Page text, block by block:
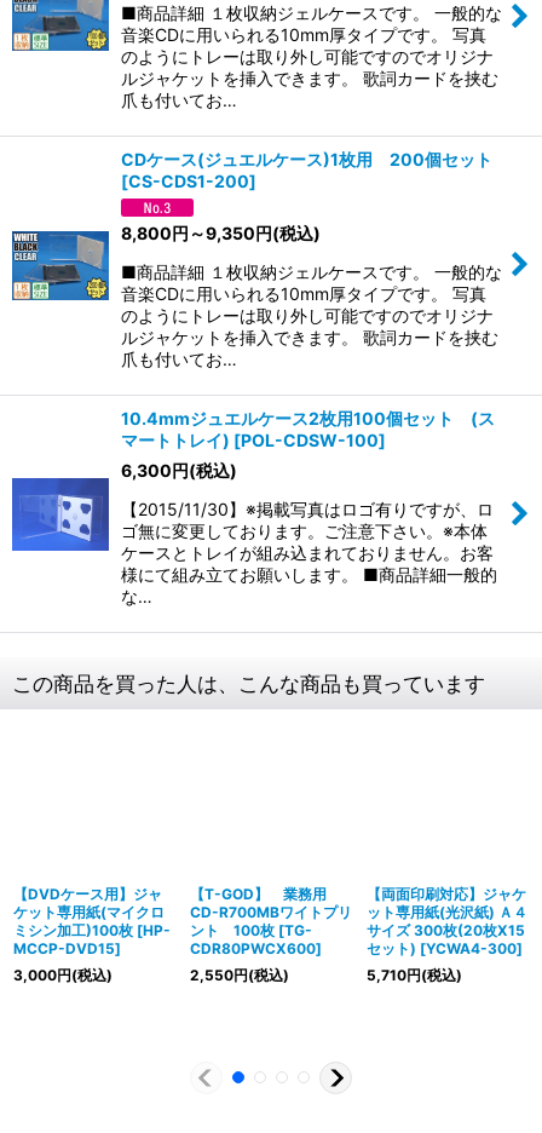
■商品詳細 １枚収納ジェルケースです。 一般的な
音楽CDに用いられる10mm厚タイプです。 写真
のようにトレーは取り外し可能ですのでオリジナ
ルジャケットを挿入できます。 歌詞カードを挟む
爪も付いてお…
CDケース(ジュエルケース)1枚用 200個セット
[CS-CDS1-200]
8,800円 ～9,350円(税込)
■商品詳細 １枚収納ジェルケースです。 一般的な
音楽CDに用いられる10mm厚タイプです。 写真
のようにトレーは取り外し可能ですのでオリジナ
ルジャケットを挿入できます。 歌詞カードを挟む
爪も付いてお…
10.4mmジュエルケース2枚用100個セット (ス
マートトレイ) [POL-CDSW-100]
6,300円(税込)
【2015/11/30】※掲載写真はロゴ有りですが、ロ
ゴ無に変更しております。ご注意下さい。※本体
ケースとトレイが組み込まれておりません。お客
様にて組み立てお願いします。 ■商品詳細一般的
な…
この商品を買った人は、こんな商品も買っています
【DVDケース用】ジャ
ケット専用紙(マイクロ
ミシン加工)100枚 [HP-
MCCP-DVD15]
3,000円(税込)
【T-GOD】 業務用
CD-R700MBワイトプリ
ント 100枚 [TG-
CDR80PWCX600]
2,550円(税込)
【両面印刷対応】ジャケ
ット専用紙(光沢紙) Ａ４
サイズ 300枚(20枚X15
セット) [YCWA4-300]
5,710円(税込)